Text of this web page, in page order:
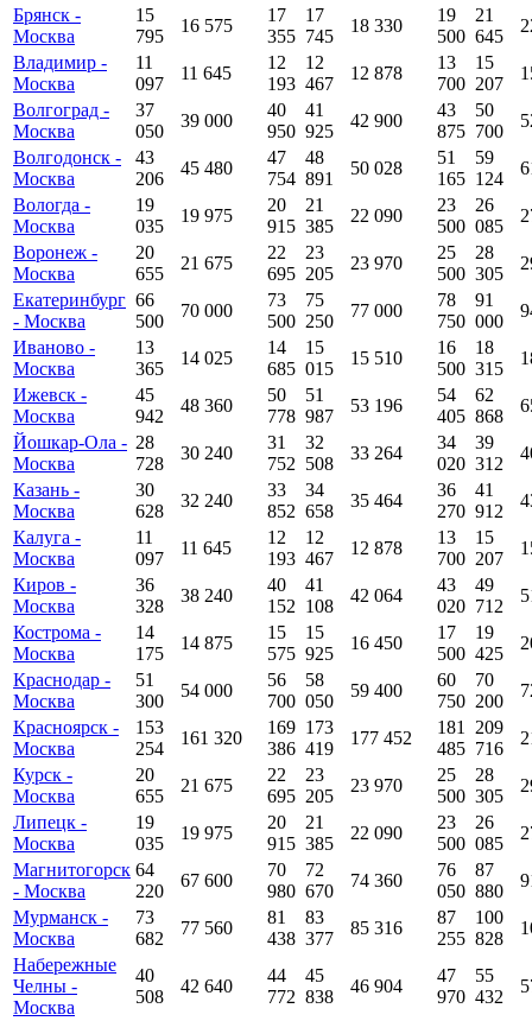
Брянск -
Москва
15
795
16 575
17
355
17
745
18 330
19
500
21
645
Владимир -
Москва
11
097
11 645
12
193
12
467
12 878
13
700
15
207
Волгоград -
Москва
37
050
39 000
40
950
41
925
42 900
43
875
50
700
Волгодонск -
Москва
43
206
45 480
47
754
48
891
50 028
51
165
59
124
Вологда -
Москва
19
035
19 975
20
915
21
385
22 090
23
500
26
085
Воронеж -
Москва
20
655
21 675
22
695
23
205
23 970
25
500
28
305
Екатеринбург
- Москва
66
500
70 000
73
500
75
250
77 000
78
750
91
000
Иваново -
Москва
13
365
14 025
14
685
15
015
15 510
16
500
18
315
Ижевск -
Москва
45
942
48 360
50
778
51
987
53 196
54
405
62
868
Йошкар-Ола -
Москва
28
728
30 240
31
752
32
508
33 264
34
020
39
312
Казань -
Москва
30
628
32 240
33
852
34
658
35 464
36
270
41
912
Калуга -
Москва
11
097
11 645
12
193
12
467
12 878
13
700
15
207
Киров -
Москва
36
328
38 240
40
152
41
108
42 064
43
020
49
712
Кострома -
Москва
14
175
14 875
15
575
15
925
16 450
17
500
19
425
Краснодар -
Москва
51
300
54 000
56
700
58
050
59 400
60
750
70
200
Красноярск -
Москва
153
254
161 320
169
386
173
419
177 452
181
485
209
716
Курск -
Москва
20
655
21 675
22
695
23
205
23 970
25
500
28
305
Липецк -
Москва
19
035
19 975
20
915
21
385
22 090
23
500
26
085
Магнитогорск
- Москва
64
220
67 600
70
980
72
670
74 360
76
050
87
880
Мурманск -
Москва
73
682
77 560
81
438
83
377
85 316
87
255
100
828
Набережные
Челны -
Москва
40
508
42 640
44
772
45
838
46 904
47
970
55
432